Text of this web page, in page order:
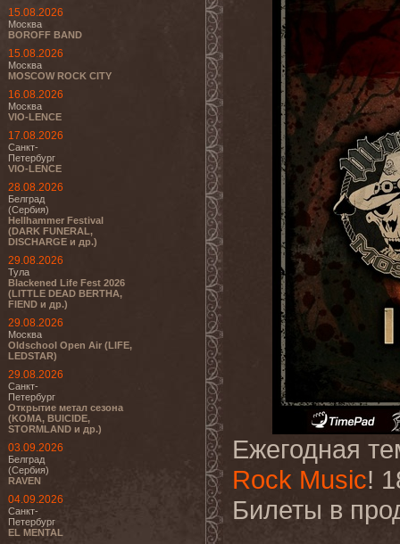
15.08.2026
Москва
BOROFF BAND
15.08.2026
Москва
MOSCOW ROCK CITY
16.08.2026
Москва
VIO-LENCE
17.08.2026
Санкт-
Петербург
VIO-LENCE
28.08.2026
Белград
(Сербия)
Hellhammer Festival
(DARK FUNERAL,
DISCHARGE и др.)
29.08.2026
Тула
Blackened Life Fest 2026
(LITTLE DEAD BERTHA,
FIEND и др.)
29.08.2026
Москва
Oldschool Open Air (LIFE,
LEDSTAR)
29.08.2026
Санкт-
Петербург
Открытие метал сезона
(KOMA, BUICIDE,
STORMLAND и др.)
03.09.2026
Белград
(Сербия)
RAVEN
04.09.2026
Санкт-
Петербург
EL MENTAL
Ежегодная
Rock Music!
Билеты в